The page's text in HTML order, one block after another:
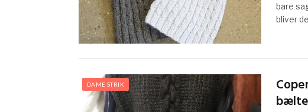
bare
bliver
DAME STRIK
bælte